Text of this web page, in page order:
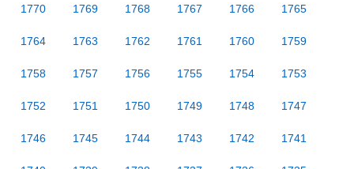
1770 1769 1768 1767 1766 1765
1764 1763 1762 1761 1760 1759
1758 1757 1756 1755 1754 1753
1752 1751 1750 1749 1748 1747
1746 1745 1744 1743 1742 1741